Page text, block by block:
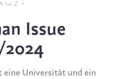
to Z
Issue
2024
eine Universität und ein